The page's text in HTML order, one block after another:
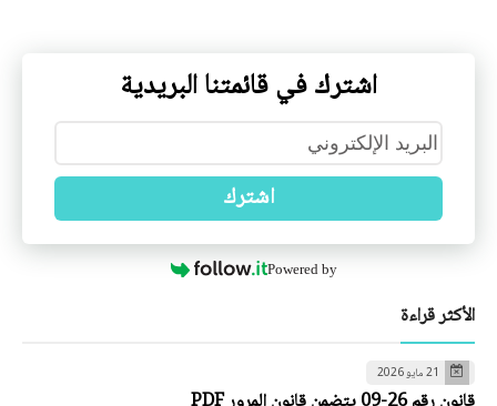
اشترك في قائمتنا البريدية
اشترك
Powered by
الأكثر قراءة
21 مايو 2026